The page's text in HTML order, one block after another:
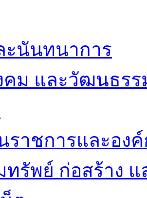
ะนันทนาการ
คม และวัฒนธรร
ราชการและอง
ทรัพย์ ก่อสร้าง